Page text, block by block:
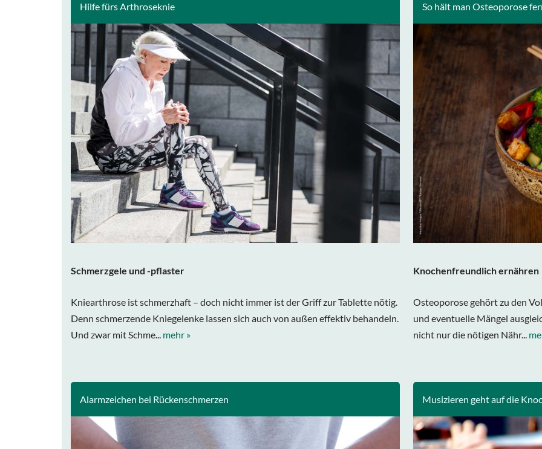
Hilfe fürs Arthroseknie
Schmerzgele und -pflaster
Kniearthrose ist schmerzhaft – doch nicht immer ist der Griff zur Tablette nötig.
Denn schmerzende Kniegelenke lassen sich auch von außen effektiv behandeln.
Und zwar mit Schme... mehr »
So hält man Osteoporose
Knochenfreundlich ernähren
Osteoporose gehört zu den
und eventuelle Mängel
nicht nur die nötigen Nähr...
Alarmzeichen bei Rückenschmerzen Musizieren geht auf die